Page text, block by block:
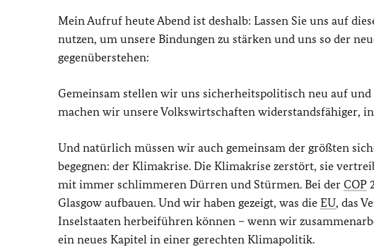
Mein Aufruf heute Abend ist deshalb: Lassen Sie uns auf
nutzen, um unsere Bindungen zu stärken und uns so der
gegenüberstehen:
Gemeinsam stellen wir uns sicherheitspolitisch neu auf
machen wir unsere Volkswirtschaften widerstandsfähiger,
Und natürlich müssen wir auch gemeinsam der größten
begegnen: der Klimakrise. Die Klimakrise zerstört, sie
mit immer schlimmeren Dürren und Stürmen. Bei der COP
Glasgow aufbauen. Und wir haben gezeigt, was die EU, das
Inselstaaten herbeiführen können – wenn wir
ein neues Kapitel in einer gerechten Klimapolitik.